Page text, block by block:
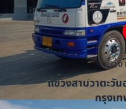
ที่ตั้ง
แขวงสามวาตะวั
กรุงเ